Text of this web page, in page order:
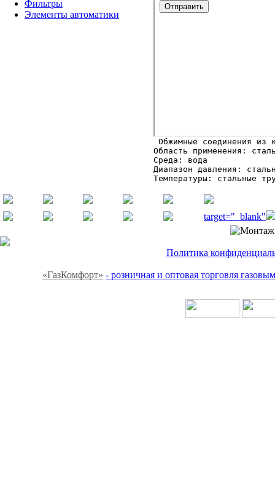
Фильтры
Элементы автоматики
Область применения:
Среда: вода
Диапазон давления:
Температуры: стальные
target="_blank"
Политика
«ГазКомфорт» - розничная и оптовая торговля